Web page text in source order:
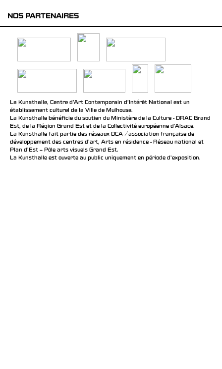
NOS PARTENAIRES
La Kunsthalle, Centre d’Art Contemporain d’Intérêt National est un
établissement culturel de la Ville de Mulhouse.
La Kunsthalle bénéficie du soutien du Ministère de la Culture - DRAC Grand
Est, de la Région Grand Est et de la Collectivité européenne d’Alsace.
La Kunsthalle fait partie des réseaux DCA / association française de
développement des centres d'art, Arts en résidence - Réseau national et
Plan d’Est – Pôle arts visuels Grand Est.
La Kunsthalle est ouverte au public uniquement en période d'exposition.